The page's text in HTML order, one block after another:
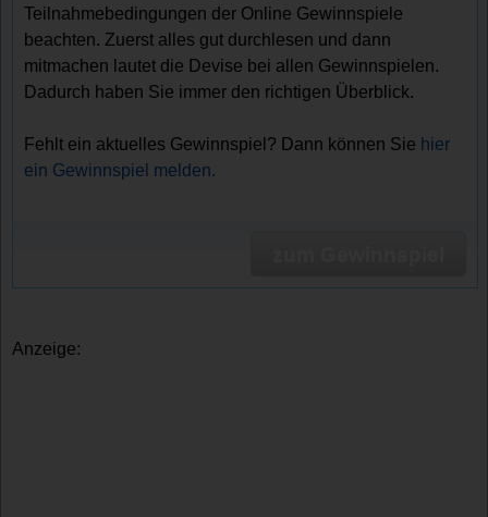
Teilnahmebedingungen der Online Gewinnspiele
beachten. Zuerst alles gut durchlesen und dann
mitmachen lautet die Devise bei allen Gewinnspielen.
Dadurch haben Sie immer den richtigen Überblick.
Fehlt ein aktuelles Gewinnspiel? Dann können Sie hier
ein Gewinnspiel melden.
Anzeige: